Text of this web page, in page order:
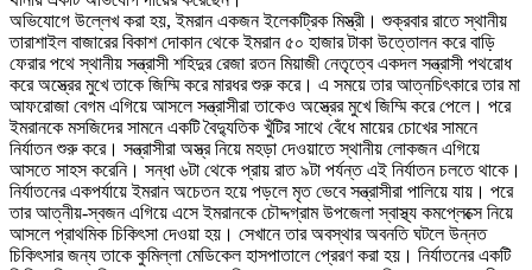
অভিযোগে উল্লেখ করা হয়, ইমরান একজন ইলেকট্রিক মিস্ত্রী। শুক্রবার রাতে স্থানীয়
তারাশাইল বাজারের বিকাশ দোকান থেকে ইমরান ৫০ হাজার টাকা উত্তোলন করে বাড়ি
ফেরার পথে স্থানীয় সন্ত্রাসী শহিদুর রেজা রতন মিয়াজী নেতৃত্বে একদল সন্ত্রাসী পথরোধ
করে অস্ত্রের মুখে তাকে জিম্মি করে মারধর শুরু করে। এ সময়ে তার আত্নচিৎকারে তার মা
আফরোজা বেগম এগিয়ে আসলে সন্ত্রাসীরা তাকেও অস্ত্রের মুখে জিম্মি করে পেলে। পরে
ইমরানকে মসজিদের সামনে একটি বৈদ্যুতিক খুঁটির সাথে বেঁধে মায়ের চোখের সামনে
নির্যাতন শুরু করে। সন্ত্রাসীরা অস্ত্র নিয়ে মহড়া দেওয়াতে স্থানীয় লোকজন এগিয়ে
আসতে সাহস করেনি। সন্ধা ৬টা থেকে প্রায় রাত ৯টা পর্যন্ত এই নির্যাতন চলতে থাকে।
নির্যাতনের একপর্যায়ে ইমরান অচেতন হয়ে পড়লে মৃত ভেবে সন্ত্রাসীরা পালিয়ে যায়। পরে
তার আত্নীয়-স্বজন এগিয়ে এসে ইমরানকে চৌদ্দগ্রাম উপজেলা স্বাস্থ্য কমপ্লেক্সে নিয়ে
আসলে প্রাথমিক চিকিৎসা দেওয়া হয়। সেখানে তার অবস্থার অবনতি ঘটলে উন্নত
চিকিৎসার জন্য তাকে কুমিল্লা মেডিকেল হাসপাতালে প্রেরণ করা হয়। নির্যাতনের একটি